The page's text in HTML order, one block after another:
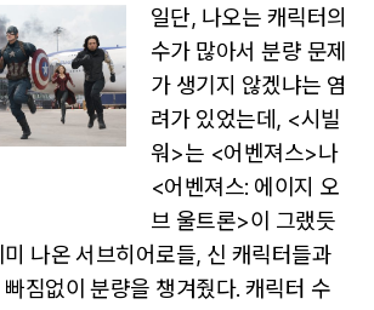
일단, 나오는 캐릭터의
수가 많아서 분량 문제
가 생기지 않겠냐는 염
려가 있었는데, <시빌
워>는 <어벤져스>나
<어벤져스: 에이지 오
브 울트론>이 그랬듯
나온 서브히어로들, 신 캐릭터들과
짐없이 분량을 챙겨줬다. 캐릭터 수